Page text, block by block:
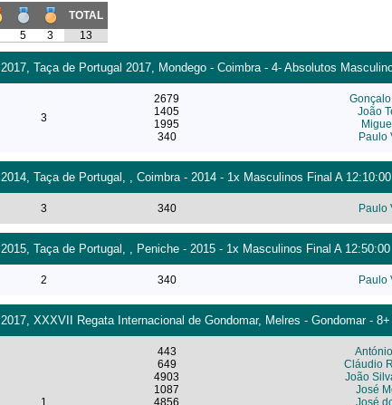
TOTAL
5 3 13
2017, Taça de Portugal 2017, Mondego - Coimbra - 4- Absolutos
3
2679
1405
1995
340
João
Paulo
2014, Taça de Portugal, , Coimbra - 2014 - 1x Masculinos Final A 12:10:00
3 340 Paulo
2015, Taça de Portugal, , Peniche - 2015 - 1x Masculinos Final A 12:50:00
2 340 Paulo
2017, XXXVII Regata Internacional de Gondomar, Melres - Gondomar -
1
443
649
4903
1087
4856
Cláudio
João
José
José